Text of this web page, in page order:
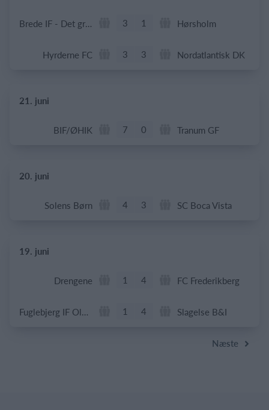
Brede IF - Det grå guld 3 1 Hørsholm
Hyrderne FC 3 3 Nordatlantisk DK
21. juni
BIF/ØHIK 7 0 Tranum GF
20. juni
Solens Børn 4 3 SC Boca Vista
19. juni
Drengene 1 4 FC Frederikberg
Fuglebjerg IF Oldboys 1 4 Slagelse B&I
Næste